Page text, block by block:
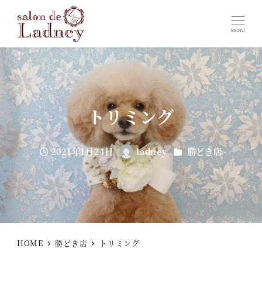
MENU
トリミング
投稿日
2021年1月24日
著
者
ladney カテゴリー
勝どき店
HOME 勝どき店 トリミング